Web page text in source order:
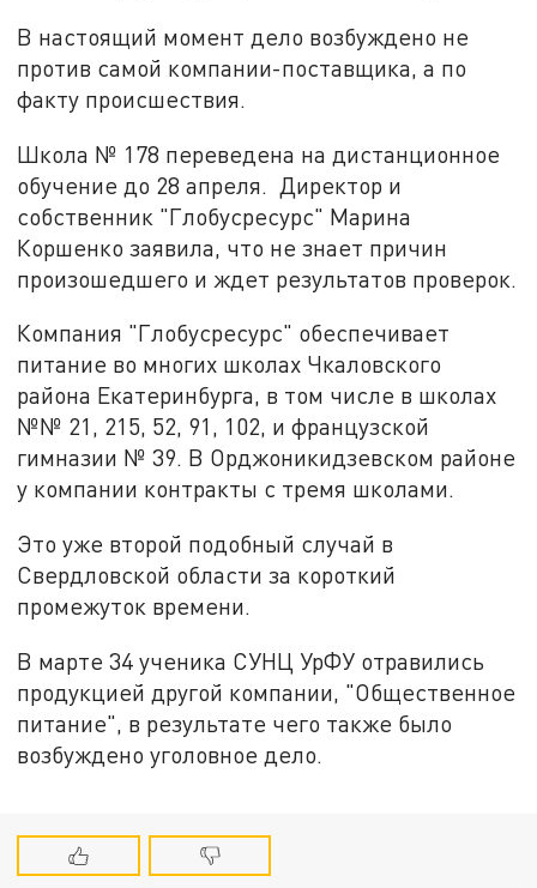
В настоящий момент дело возбуждено не
против самой компании-поставщика, а по
факту происшествия.
Школа № 178 переведена на дистанционное
обучение до 28 апреля.
Директор и
собственник "Глобусресурс" Марина
Коршенко заявила, что не знает причин
произошедшего и ждет результатов проверок.
Компания "Глобусресурс" обеспечивает
питание во многих школах Чкаловского
района Екатеринбурга, в том числе в школах
№№ 21, 215, 52, 91, 102, и французской
гимназии № 39. В Орджоникидзевском районе
у компании контракты с тремя школами.
Это уже второй подобный случай в
Свердловской области за короткий
промежуток времени.
В марте 34 ученика СУНЦ УрФУ отравились
продукцией другой компании, "Общественное
питание", в результате чего также было
возбуждено уголовное дело.